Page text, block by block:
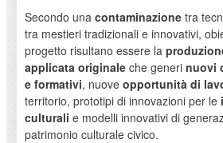
Secondo una contaminazionetra
tra mestieri tradizionali e innovativi,
progetto risultano essere la
applicata originaleche generi nuovi
e formativi, nuove opportunità di
territorio, prototipi di innovazioni per le
culturali e modelli innovativi di
patrimonio culturale civico.